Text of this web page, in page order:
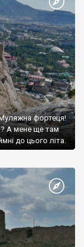
фортеця!
А мене ще там
до цього літа.